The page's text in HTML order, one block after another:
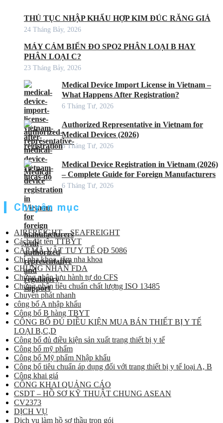
THỦ TỤC NHẬP KHẨU HỢP KIM ĐÚC RĂNG GIẢ
24 Tháng Bảy, 2026
MÁY CẢM BIẾN ĐO SPO2 PHÂN LOẠI B HAY
PHÂN LOẠI C?
23 Tháng Bảy, 2026
Medical Device Import License in Vietnam –
What Happens After Registration?
6 Tháng Tư, 2026
Authorized Representative in Vietnam for
Medical Devices (2026)
6 Tháng Tư, 2026
Medical Device Registration in Vietnam (2026)
– Complete Guide for Foreign Manufacturers
6 Tháng Tư, 2026
Chuyên mục
AIRFREIGHT – SEAFREIGHT
Cách đặt tên TTBYT
CẤP MÃ VẬT TƯ Y TẾ QĐ 5086
Chỉ nha khoa, tăm nha khoa
CHỨNG NHẬN FDA
Chứng nhận lưu hành tự do CFS
Chứng nhận tiêu chuẩn chất lượng ISO 13485
Chuyển phát nhanh
công bố A nhập khẩu
Công bố B hàng TBYT
CÔNG BỐ ĐỦ ĐIỀU KIỆN MUA BÁN THIẾT BỊ Y TẾ
LOẠI B,C,D
Công bố đủ điều kiện sản xuất trang thiết bị y tế
Công bố mỹ phẩm
Công bố Mỹ phẩm Nhập khẩu
Công bố tiêu chuẩn áp dụng đối với trang thiết bị y tế loại A, B
Công khai giá
CÔNG KHAI QUẢNG CÁO
CSDT – HỒ SƠ KỸ THUẬT CHUNG ASEAN
CV2373
DỊCH VỤ
Dịch vụ làm hồ sơ thầu trọn gói